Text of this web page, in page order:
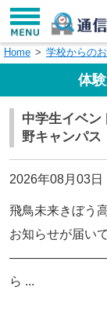
学校名で探す
エリアか
関東
東海
近畿
Home 学校からの
体
中学生イベン
野キャンパス
2026年08月03日
飛鳥未来きぼう
お知らせが届い
————————— 飛
ら ...